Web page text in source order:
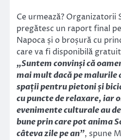
Ce urmează? Organizatorii
pregătesc un raport final
Napoca și o broșură cu
care va fi disponibilă
„Suntem convinși că
mai mult dacă pe malurile
spații pentru pietoni și
cu puncte de relaxare, iar
evenimente culturale au
bune prin care pot anima
câteva zile pe an”, spune